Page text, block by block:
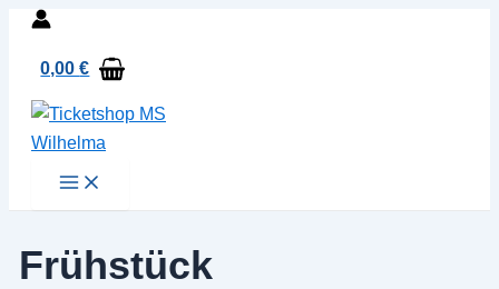
Zum
springen
0,00€
Main
Frühstück